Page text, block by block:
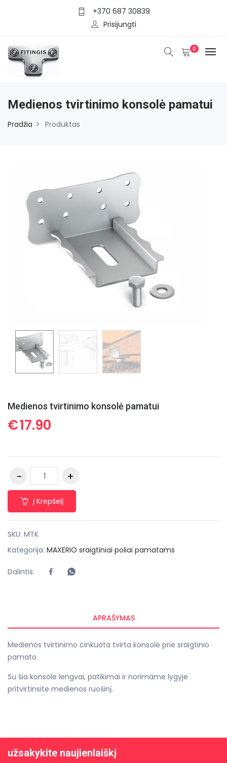
+370 687 30839
Prisijungti
0
Medienos tvirtinimo konsolė pamatui
Pradžia Produktas
Medienos tvirtinimo konsolė pamatui
€17.90
Į Krepšelį
SKU: MTK
Kategorija: MAXERIO sraigtiniai poliai pamatams
Dalintis:
APRAŠYMAS
Medienos tvirtinimo cinkuota tvirta konsolė prie sraigtinio
pamato.
Su šia konsole lengvai, patikimai ir norimame lygyje
pritvirtinsite medienos ruošinį.
užsakykite naujienlaiškį